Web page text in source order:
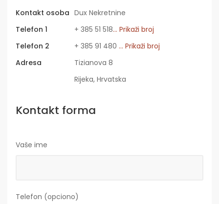
Kontakt osoba Dux Nekretnine
Telefon 1
+ 385 51 518... Prikaži broj
Telefon 2
+ 385 91 480 ... Prikaži broj
Adresa
Tizianova 8
Rijeka, Hrvatska
Kontakt forma
Vaše ime
Telefon (opciono)